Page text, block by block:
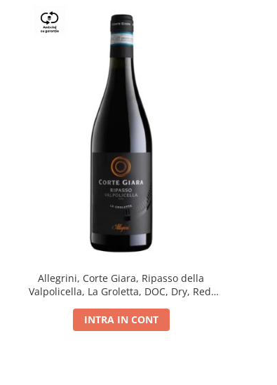
Allegrini, Corte Giara, Ripasso della
Valpolicella, La Groletta, DOC, Dry, Red,
INTRA IN CONT